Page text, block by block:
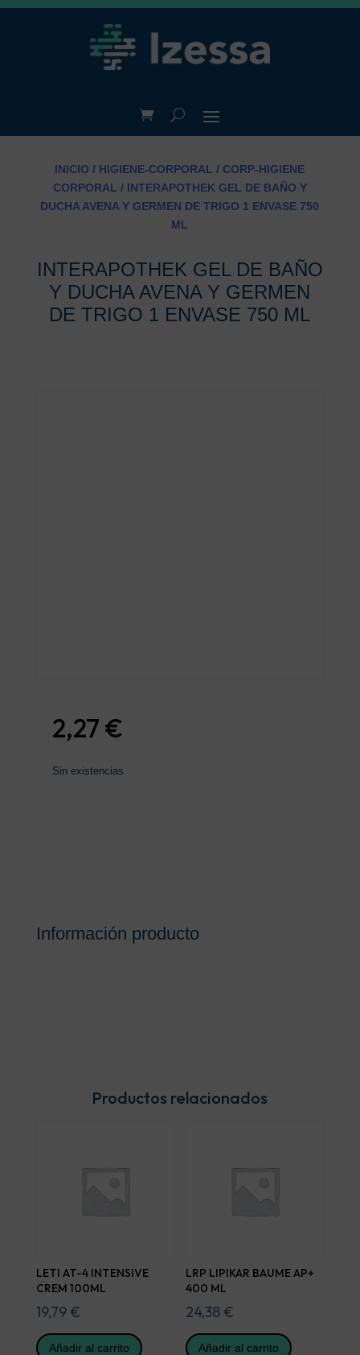
INICIO / HIGIENE-CORPORAL / CORP-HIGIENE
CORPORAL / INTERAPOTHEK GEL DE BAÑO Y
DUCHA AVENA Y GERMEN DE TRIGO 1 ENVASE 750
ML
INTERAPOTHEK GEL DE BAÑO
Y DUCHA AVENA Y GERMEN
DE TRIGO 1 ENVASE 750 ML
2,27 €
Sin existencias
Información producto
Productos relacionados
LETI AT-4 INTENSIVE
CREM 100ML
19,79 €
Añadir al carrito
LRP LIPIKAR BAUME AP+
400 ML
24,38 €
Añadir al carrito